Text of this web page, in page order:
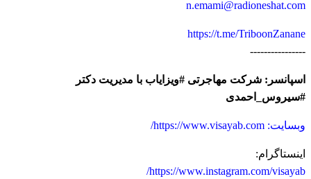
n.emami@radioneshat.com
https://t.me/TriboonZanane
----------------
اسپانسر: شرکت مهاجرتی #ویزایاب با مدیریت دکتر
#سیروس_احمدی
وبسایت: https://www.visayab.com/
اینستاگرام:
https://www.instagram.com/visayab/